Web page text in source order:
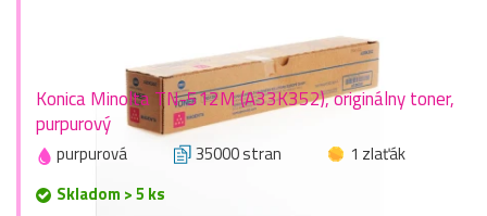
Konica Minolta TN-512M (A33K352), originálny toner,
purpurový
purpurová 35000 stran
1 zlaťák
Skladom > 5 ks